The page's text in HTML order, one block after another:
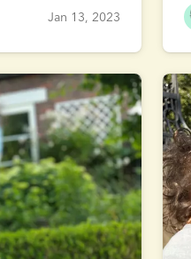
Mille
Jan 13, 2023